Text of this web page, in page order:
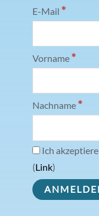
E-Mail *
Vorname *
Nachname *
Ich
(Link)